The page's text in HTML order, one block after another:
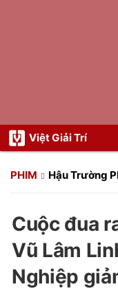
Việt Giải Trí
PHIM Hậu Trường
Cuộc đua
Vũ Lâm
Nghiệp